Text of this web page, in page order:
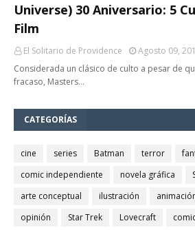
Universe) 30 Aniversario: 5
Film
El Solitario de Providence
Agosto 09,
Considerada un clásico de culto a pesar de
fracaso, Masters…
CATEGORÍAS
cine series Batman terror
comic independiente
novela gráfica
arte conceptual
ilustración
opinión
Star Trek Lovecraft